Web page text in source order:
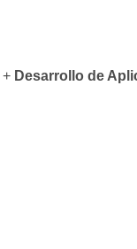
+ Desarrollo de